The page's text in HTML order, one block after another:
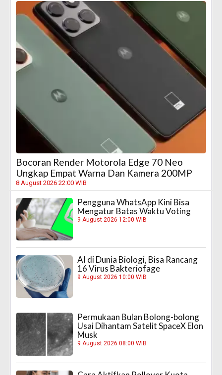
Bocoran Render Motorola Edge 70 Neo
Ungkap Empat Warna Dan Kamera 200MP
8 August 2026 22:00 WIB
Pengguna WhatsApp Kini Bisa
Mengatur Batas Waktu Voting
9 August 2026 12:00 WIB
AI di Dunia Biologi, Bisa Rancang
16 Virus Bakteriofage
9 August 2026 10:00 WIB
Permukaan Bulan Bolong-bolong
Usai Dihantam Satelit SpaceX Elon
Musk
9 August 2026 08:00 WIB